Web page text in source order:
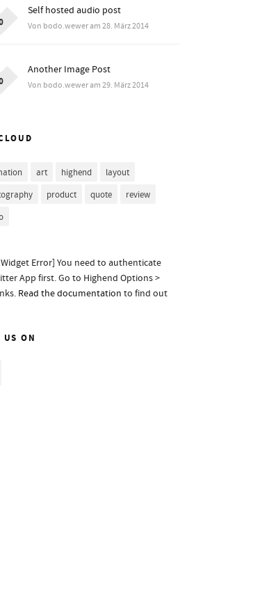
Self hosted audio post
Von bodo.wewer am 28. März 2014
Another Image Post
Von bodo.wewer am 29. März 2014
art highend
layout
product quote
review
Error] You need to authenticate
App first. Go to Highend Options >
Read the documentation to find out
US ON